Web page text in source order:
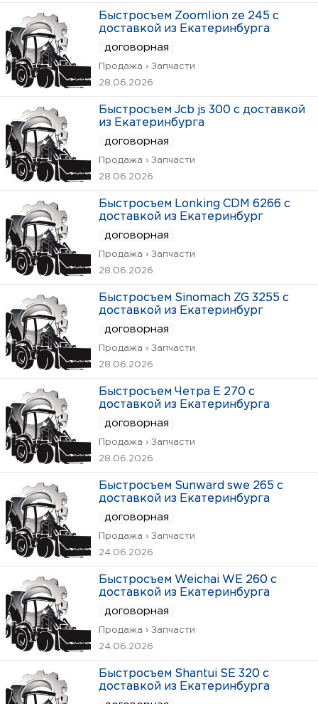
Быстросъем Zoomlion ze 245 с
доставкой из Екатеринбурга
договорная
Продажа › Запчасти
28.06.2026
Быстросъем Jcb js 300 с доставкой
из Екатеринбурга
договорная
Продажа › Запчасти
28.06.2026
Быстросъем Lonking CDM 6266 с
доставкой из Екатеринбург
договорная
Продажа › Запчасти
28.06.2026
Быстросъем Sinomach ZG 3255 с
доставкой из Екатеринбург
договорная
Продажа › Запчасти
28.06.2026
Быстросъем Четра Е 270 с
доставкой из Екатеринбурга
договорная
Продажа › Запчасти
28.06.2026
Быстросъем Sunward swe 265 с
доставкой из Екатеринбурга
договорная
Продажа › Запчасти
24.06.2026
Быстросъем Weichai WE 260 с
доставкой из Екатеринбурга
договорная
Продажа › Запчасти
24.06.2026
Быстросъем Shantui SE 320 с
доставкой из Екатеринбурга